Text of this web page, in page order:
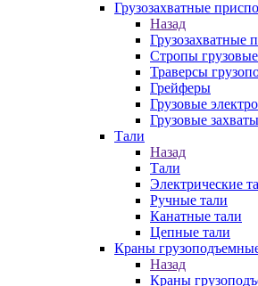
Грузозахватные
Назад
Грузозахватные
Стропы грузовые
Траверсы
Грейферы
Грузовые
Грузовые захваты
Тали
Назад
Тали
Электрические
Ручные тали
Канатные тали
Цепные тали
Краны
Назад
Краны